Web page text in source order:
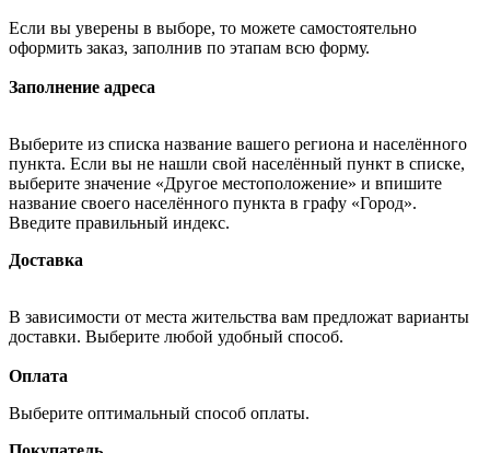
Если вы уверены в выборе, то можете самостоятельно
оформить заказ, заполнив по этапам всю форму.
Заполнение адреса
Выберите из списка название вашего региона и населённого
пункта. Если вы не нашли свой населённый пункт в списке,
выберите значение «Другое местоположение» и впишите
название своего населённого пункта в графу «Город».
Введите правильный индекс.
Доставка
В зависимости от места жительства вам предложат варианты
доставки. Выберите любой удобный способ.
Оплата
Выберите оптимальный способ оплаты.